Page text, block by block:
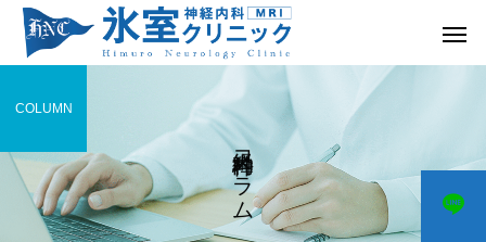
神経内科コラム
COLUMN